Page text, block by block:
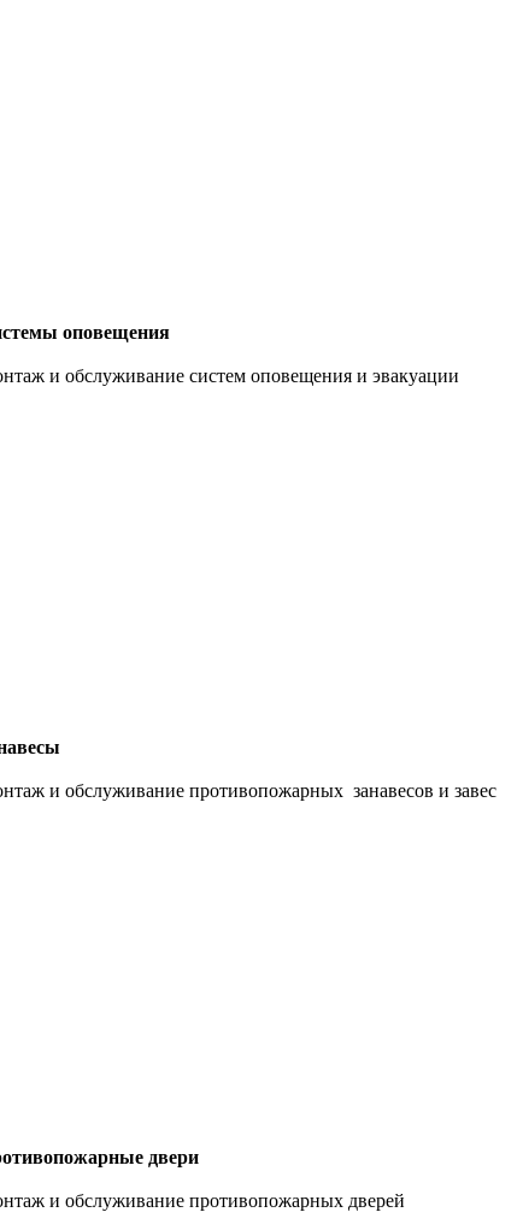
оповещения
и обслуживание систем оповещения и эвакуации
и обслуживание противопожарных занавесов и завес
двери
и обслуживание противопожарных дверей